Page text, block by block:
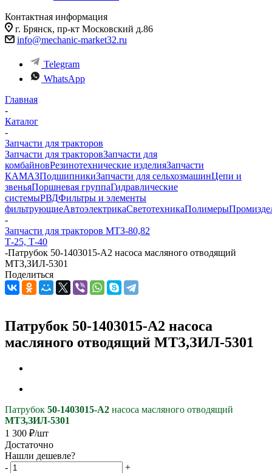
Контактная информация
г. Брянск, пр-кт Московский д.86
info@mechanic-market32.ru
Telegram
WhatsApp
Главная
-
Каталог
-
Запчасти для тракторов
Запчасти для тракторовЗапчасти для
комбайновРезинотехнические изделияЗапчасти
КАМАЗПодшипникиЗапчасти для сельхозмашинЦепи и
звеньяПоршневая группаГидравлические
системыРВДФильтры и элементы
фильтрующиеАвтоэлектрикаСветотехникаПолимеры
-
Запчасти для тракторов МТЗ-80,82
Т-25, Т-40
-Патрубок 50-1403015-А2 насоса масляного отводящий
МТЗ,ЗИЛ-5301
Поделиться
Патрубок 50-1403015-А2 насоса
масляного отводящий МТЗ,ЗИЛ-5301
Патрубок 50-1403015-А2 насоса масляного отводящий
МТЗ,ЗИЛ-5301
1 300 ₽/шт
Достаточно
Нашли дешевле?
-
+